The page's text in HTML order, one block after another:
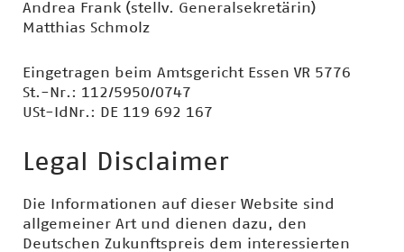
Andrea Frank (stellv. Generalsekretärin)
Matthias Schmolz
Eingetragen beim Amtsgericht Essen VR 5776
St.-Nr.: 112/5950/0747
USt-IdNr.: DE 119 692 167
Legal Disclaimer
Die Informationen auf dieser Website sind
allgemeiner Art und dienen dazu, den
Deutschen Zukunftspreis dem interessierten